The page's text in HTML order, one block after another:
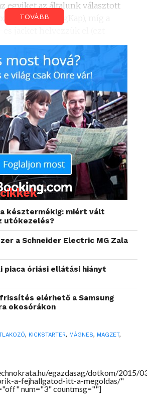
egyiket az általunk választott
(ez a MagKap), míg a
az alkotók).
kapcsolat védi a két eszközt,
TOVÁBB
késztermékig: miért vált
utókezelés?
a Schneider Electric MG Zala
piaca óriási ellátási hiányt
frissítés elérhető a Samsung
okosórákon
, KICKSTARTER, MÁGNES, MAGZET,
egazdasag/dotkom/2015/
a-fejhallgatod-itt-a-megoldas/"
num="3" countmsg=""]